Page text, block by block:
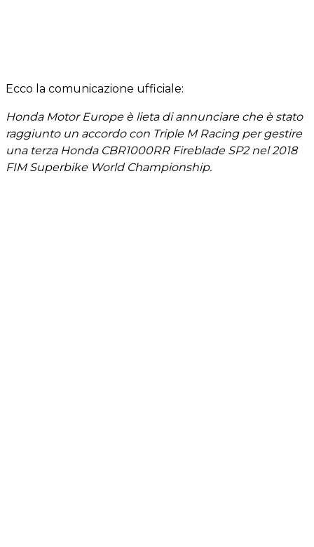
Ecco la comunicazione ufficiale:
Honda Motor Europe è lieta di annunciare che è stato
raggiunto un accordo con Triple M Racing per gestire
una terza Honda CBR1000RR Fireblade SP2 nel 2018
FIM Superbike World Championship.